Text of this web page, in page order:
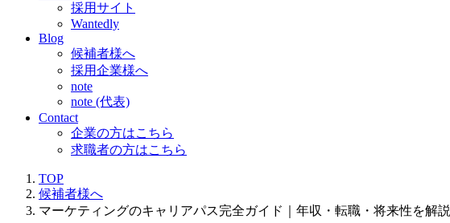
採用サイト
Wantedly
Blog
候補者様へ
採用企業様へ
note
note (代表)
Contact
企業の方はこちら
求職者の方はこちら
TOP
候補者様へ
マーケティングのキャリアパス完全ガイド｜年収・転職・将来性を解説